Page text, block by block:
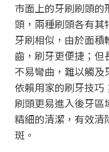
市面上的牙刷刷頭
頭，兩種刷頭各有其
牙刷相似，由於面積
齒，刷牙更便捷；但
不易彎曲，難以觸及
依賴用家的刷牙技巧
刷頭更易進入後牙區
精細的清潔，有效清
斑。